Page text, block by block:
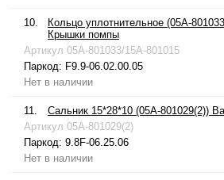
10.
Кольцо уплотнительное (05A-
Крышки помпы
Артикул 05A-801033/15A-801015
Паркод: F9.9-06.02.00.05
Нет в наличии
11.
Сальник 15*28*10 (05A-801029(2))
Артикул 05A-801029(2)
Паркод: 9.8F-06.25.06
Нет в наличии